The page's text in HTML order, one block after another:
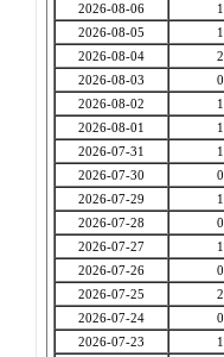
2026-08-06
1
2026-08-05
1
2026-08-04
2
2026-08-03
0
2026-08-02
1
2026-08-01
1
2026-07-31
1
2026-07-30
0
2026-07-29
1
2026-07-28
0
2026-07-27
1
2026-07-26
0
2026-07-25
2
2026-07-24
0
2026-07-23
1